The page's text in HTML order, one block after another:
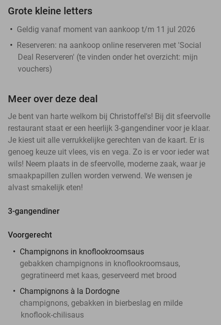
Grote kleine letters
Geldig vanaf moment van aankoop t/m 11 jul 2026
Reserveren: na aankoop online reserveren met 'Social
Deal Reserveren' (te vinden onder het overzicht: mijn
vouchers)
Meer over deze deal
Je bent van harte welkom bij Christoffel's! Bij dit sfeervolle
restaurant staat er een heerlijk 3-gangendiner voor je klaar.
Je kiest uit alle verrukkelijke gerechten van de kaart. Er is
genoeg keuze uit vlees, vis en vega. Zo is er voor ieder wat
wils! Neem plaats in de sfeervolle, moderne zaak, waar je
smaakpapillen zullen worden verwend. We wensen je
alvast smakelijk eten!
3-gangendiner
Voorgerecht
Champignons in knoflookroomsaus
gebakken champignons in knoflookroomsaus,
gegratineerd met kaas, geserveerd met brood
Champignons à la Dordogne
champignons, gebakken in bierbeslag en milde
knoflook-chilisaus